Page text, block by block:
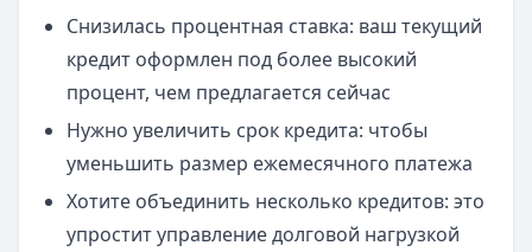
Снизилась процентная ставка: ваш текущий
кредит оформлен под более высокий
процент, чем предлагается сейчас
Нужно увеличить срок кредита: чтобы
уменьшить размер ежемесячного платежа
Хотите объединить несколько кредитов: это
упростит управление долговой нагрузкой